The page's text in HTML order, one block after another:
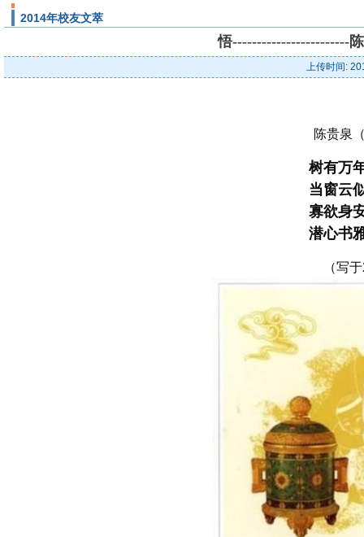
2014年校友文萃
悟------------------------
上传时间:
陈贵泉
树有万
当窗云
寡欲身
潜心书
（写